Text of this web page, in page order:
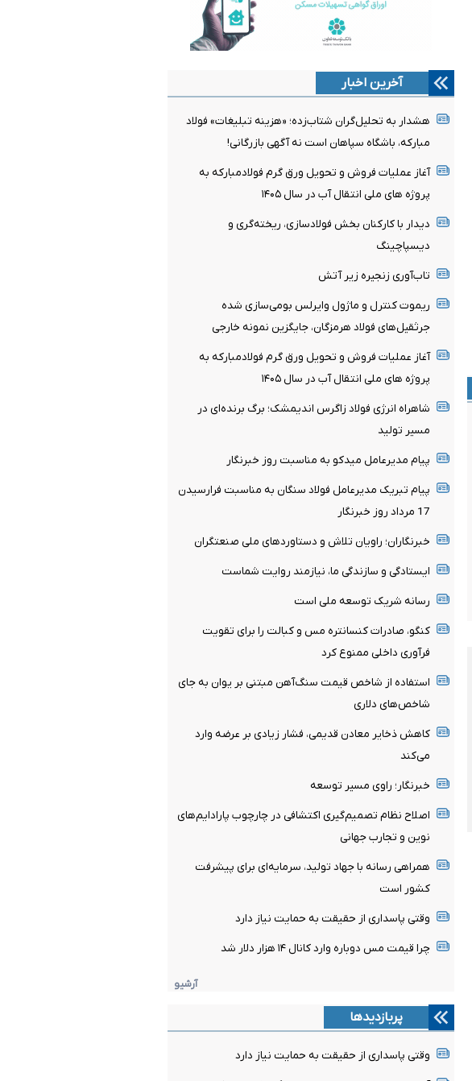
آخرین اخبار
هشدار به تحلیل‌گران شتاب‌زده؛ «هزینه تبلیغات» فولاد
مبارکه، باشگاه سپاهان است نه آگهی بازرگانی!
آغاز عملیات فروش و تحویل ورق گرم فولادمبارکه به
پروژه های ملی انتقال آب در سال ۱۴۰۵
دیدار با کارکنان بخش فولادسازی، ریخته‌گری و
دیسپاچینگ
تاب‌آوری زنجیره زیر آتش
ریموت کنترل و ماژول وایرلس بومی‌سازی شده
جرثقیل‌های فولاد هرمزگان، جایگزین نمونه خارجی
آغاز عملیات فروش و تحویل ورق گرم فولادمبارکه به
پروژه های ملی انتقال آب در سال ۱۴۰۵
شاهراه انرژی فولاد زاگرس اندیمشک؛ برگ برنده‌ای در
مسیر تولید
پیام مدیرعامل میدکو به مناسبت روز خبرنگار
پیام تبریک مدیرعامل فولاد سنگان به مناسبت فرارسیدن
17 مرداد روز خبرنگار
خبرنگاران؛ راویان تلاش و دستاوردهای ملی صنعتگران
ایستادگی و سازندگی ما، نیازمند روایت شماست
رسانه شریک توسعه ملی است
کنگو، صادرات کنسانتره مس و کبالت را برای تقویت
فرآوری داخلی ممنوع کرد
استفاده از شاخص قیمت سنگ‌آهن مبتنی بر یوان به جای
شاخص‌های دلاری
کاهش ذخایر معادن قدیمی، فشار زیادی بر عرضه وارد
می‌کند
خبرنگار؛ راوی مسیر توسعه
اصلاح نظام تصمیم‌گیری اکتشافی در چارچوب پارادایم‌های
نوین و تجارب جهانی
همراهی رسانه با جهاد تولید، سرمایه‌ای برای پیشرفت
کشور است
وقتی پاسداری از حقیقت به حمایت نیاز دارد
چرا قیمت مس دوباره وارد کانال ۱۴ هزار دلار شد
آرشیو
پربازدیدها
وقتی پاسداری از حقیقت به حمایت نیاز دارد